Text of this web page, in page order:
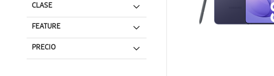
CLASE
FEATURE
PRECIO